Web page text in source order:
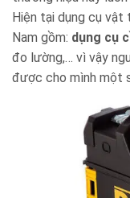
Hiện tại dụng cụ
Nam gồm: dụng cụ
đo lường,… vì vậy
được cho mình một